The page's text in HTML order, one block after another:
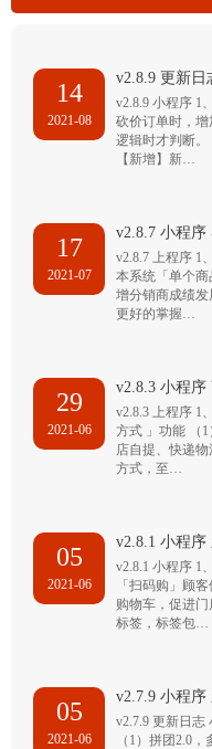
14
2021-08
v2.8.9 更新
v2.8.9 小程序 1
砍价订单时，
逻辑时才判断。
【新增】新…
17
2021-07
v2.8.7 小程
v2.8.7 上程序 1
本系统「单个
增分销商成绩
更好的掌握…
29
2021-06
v2.8.3 小程
v2.8.3 上程序 1
方式 」功能 （
店自提、快递
方式，至…
05
2021-06
v2.8.1 小程
v2.8.1 小程序 1
「扫码购」顾
购物车，促进
标签，标签包…
05
2021-06
v2.7.9 小程
v2.7.9 更新日志
（1）拼团2.0